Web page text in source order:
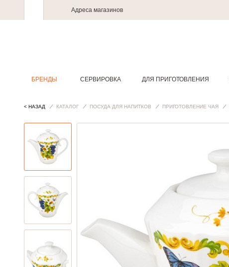
Адреса магазинов
БРЕНДЫ СЕРВИРОВКА ДЛЯ ПРИГОТОВЛЕНИЯ
< НАЗАД КАТАЛОГ ПОСУДА ДЛЯ НАПИТКОВ ПРИГОТОВЛЕНИЕ ЧАЯ